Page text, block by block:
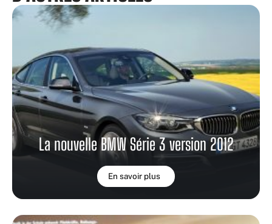
La nouvelle BMW Série 3 version 2012
En savoir plus